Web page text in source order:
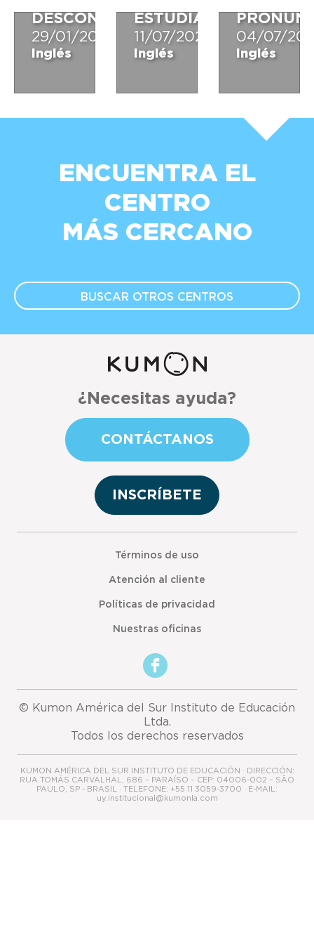
DESCONOCÍAS
29/01/2024
Inglés
ESTUDIAR?
11/07/2022
Inglés
04/07/
Inglés
ENCUENTRA EL
CENTRO
MÁS CERCANO
BUSCAR OTROS CENTROS
¿Necesitas ayuda?
CONTÁCTANOS
INSCRÍBETE
Términos de uso
Atención al cliente
Políticas de privacidad
Nuestras oficinas
© Kumon América del Sur Instituto de Educación
Ltda.
Todos los derechos reservados
KUMON AMÉRICA DEL SUR INSTITUTO DE EDUCACIÓN · DIRECCIÓN:
RUA TOMÁS CARVALHAL, 686 – PARAÍSO – CEP: 04006-002 – SÃO
PAULO, SP - BRASIL · TELEFONE: +55 11 3059-3700 · E-MAIL:
uy.institucional@kumonla.com